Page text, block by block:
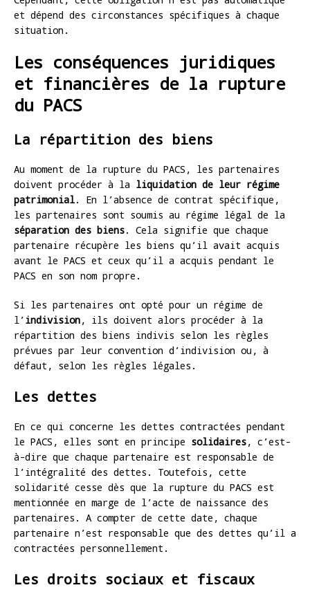
et dépend des circonstances spécifiques à chaque
situation.
Les conséquences juridiques
et financières de la rupture
du PACS
La répartition des biens
Au moment de la rupture du PACS, les partenaires
doivent procéder à la liquidation de leur régime
patrimonial. En l’absence de contrat spécifique,
les partenaires sont soumis au régime légal de la
séparation des biens. Cela signifie que chaque
partenaire récupère les biens qu’il avait acquis
avant le PACS et ceux qu’il a acquis pendant le
PACS en son nom propre.
Si les partenaires ont opté pour un régime de
l’indivision, ils doivent alors procéder à la
répartition des biens indivis selon les règles
prévues par leur convention d’indivision ou, à
défaut, selon les règles légales.
Les dettes
En ce qui concerne les dettes contractées pendant
le PACS, elles sont en principe solidaires, c’est-
à-dire que chaque partenaire est responsable de
l’intégralité des dettes. Toutefois, cette
solidarité cesse dès que la rupture du PACS est
mentionnée en marge de l’acte de naissance des
partenaires. A compter de cette date, chaque
partenaire n’est responsable que des dettes qu’il a
contractées personnellement.
Les droits sociaux et fiscaux